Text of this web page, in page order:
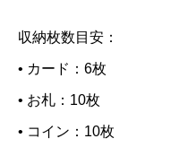
収納枚数目安：
• カード：6枚
• お札：10枚
• コイン：10枚